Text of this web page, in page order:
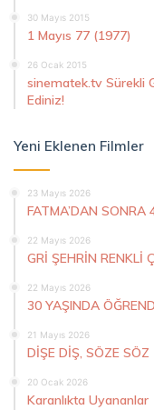
30 Mayıs 2015
1 Mayıs 77 (1977)
26 Ocak 2015
sinematek.tv Sürekli
Ediniz!
Yeni Eklenen Filmler
23 Mayıs 2026
FATMA’DAN SONRA
22 Mayıs 2026
GRİ ŞEHRİN RENKLİ
22 Mayıs 2026
30 YAŞINDA
21 Mayıs 2026
DİŞE DİŞ, SÖZE SÖZ
20 Ocak 2026
Karanlıkta Uyananlar